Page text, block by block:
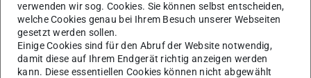
Publikationsfonds der TUDa
Open-Access-Publikationen von Angehörigen und
Mitgliedern der TU Darmstadt können finanziell durch
Übernahme der Publikationskosten und Verlagsrabatte
verwenden wir sog. Cookies. Sie können selbst entscheiden,
welche Cookies genau bei Ihrem Besuch unserer Webseiten
gesetzt werden sollen.
Einige Cookies sind für den Abruf der Website notwendig,
damit diese auf Ihrem Endgerät richtig anzeigen werden
kann. Diese essentiellen Cookies können nicht abgewählt